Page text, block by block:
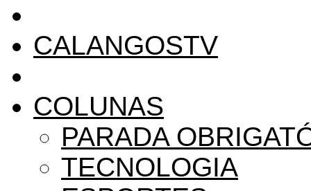
CALANGOSTV
COLUNAS
PARADA
TECNOLOGIA